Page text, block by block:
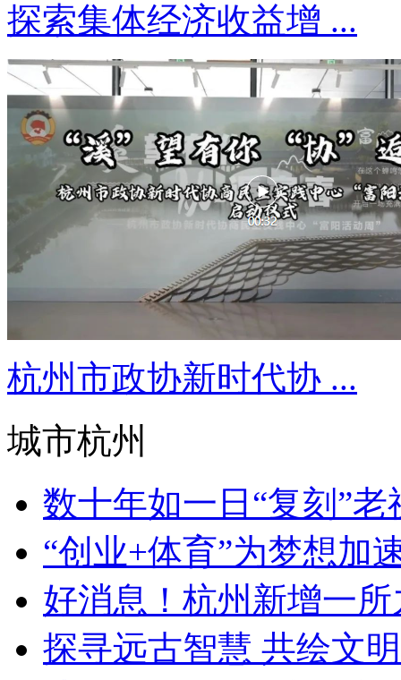
探索集体经济收益增 ...
杭州市政协新时代协 ...
城市杭州
数十年如一日“复刻”
“创业+体育”为梦想加
好消息！杭州新增一
探寻远古智慧 共绘文